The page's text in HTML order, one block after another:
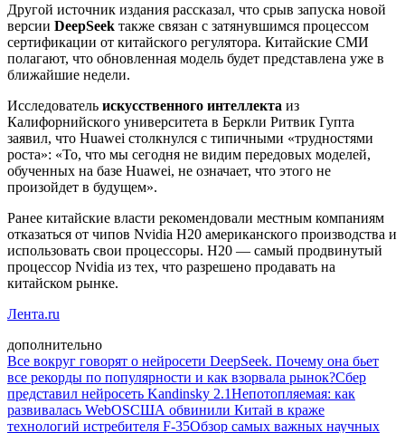
Другой источник издания рассказал, что срыв запуска новой
версии DeepSeek также связан с затянувшимся процессом
сертификации от китайского регулятора. Китайские СМИ
полагают, что обновленная модель будет представлена уже в
ближайшие недели.
Исследователь искусственного интеллекта из
Калифорнийского университета в Беркли Ритвик Гупта
заявил, что Huawei столкнулся с типичными «трудностями
роста»: «То, что мы сегодня не видим передовых моделей,
обученных на базе Huawei, не означает, что этого не
произойдет в будущем».
Ранее китайские власти рекомендовали местным компаниям
отказаться от чипов Nvidia H20 американского производства и
использовать свои процессоры. H20 — самый продвинутый
процессор Nvidia из тех, что разрешено продавать на
китайском рынке.
Лента.ru
дополнительно
Все вокруг говорят о нейросети DeepSeek. Почему она бьет
все рекорды по популярности и как взорвала рынок?Сбер
представил нейросеть Kandinsky 2.1Непотопляемая: как
развивалась WebOSСША обвинили Китай в краже
технологий истребителя F-35Обзор самых важных научных